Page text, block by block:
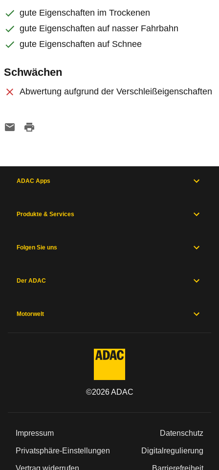
gute Eigenschaften im Trockenen
gute Eigenschaften auf nasser Fahrbahn
gute Eigenschaften auf Schnee
Schwächen
Abwertung aufgrund der Verschleißeigenschaften
ADAC Apps
Produkte & Services
Folgen Sie uns
Der ADAC
Motorwelt
©2026ADAC
Impressum Datenschutz
Privatsphäre-Einstellungen Digitalregulierung
Vertrag widerrufen Barrierefreiheit